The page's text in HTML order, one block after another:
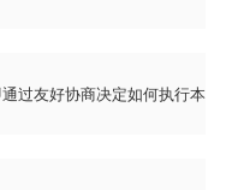
过友好协商决定如何执行本合